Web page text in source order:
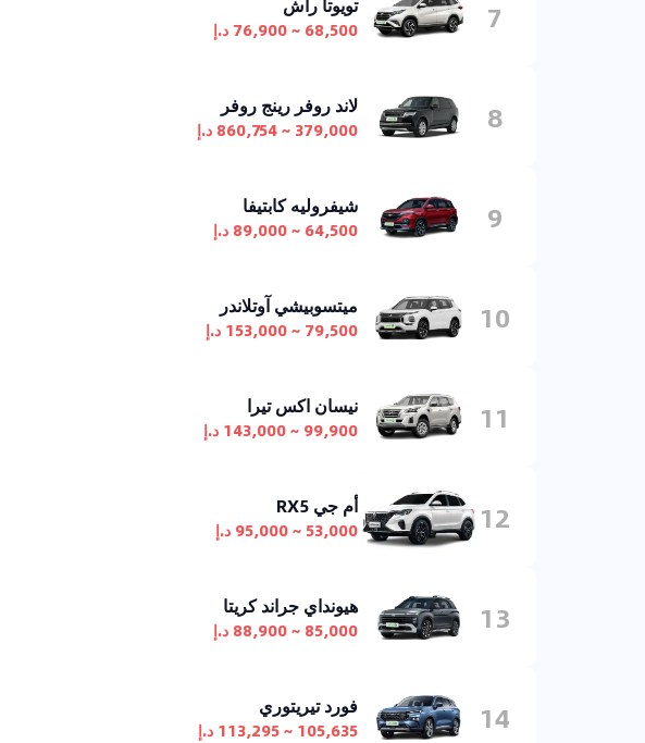
7 68,500 ~ 76,900 د.إ
8 لاند روفر رينج روفر
379,000 ~ 860,754 د.إ
9 شيفروليه كابتيفا
64,500 ~ 89,000 د.إ
10 ميتسوبيشي آوتلاندر
79,500 ~ 153,000 د.إ
11 نيسان اكس تيرا
99,900 ~ 143,000 د.إ
12 أم جي RX5
53,000 ~ 95,000 د.إ
13 هيونداي جراند كريتا
85,000 ~ 88,900 د.إ
14 فورد تيريتوري
105,635 ~ 113,295 د.إ